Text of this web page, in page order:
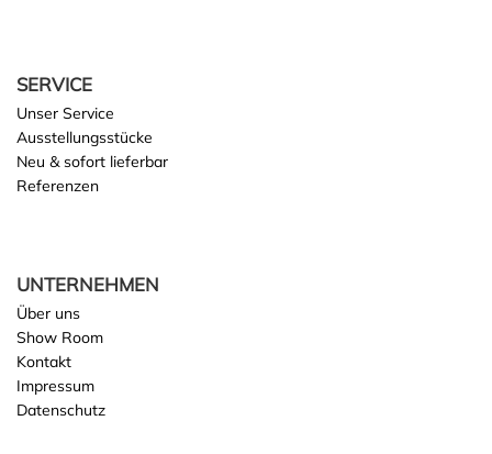
SERVICE
Unser Service
Ausstellungsstücke
Neu & sofort lieferbar
Referenzen
UNTERNEHMEN
Über uns
Show Room
Kontakt
Impressum
Datenschutz